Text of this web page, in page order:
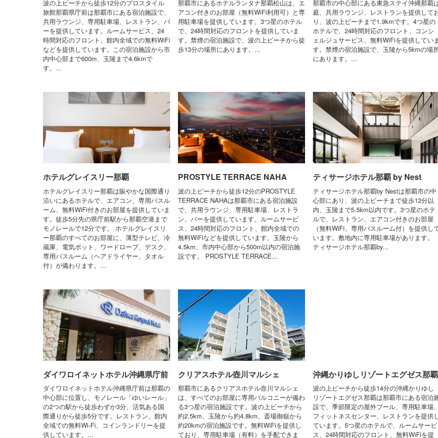
波の上ビーチから徒歩12分のプロスタイル
旅館那覇県庁前は那覇市にある宿泊施設で、
共用ラウンジ、専用駐車場、レストラン、バ
ーを提供しています。ルームサービス、24
時間対応のフロント、館内全域での無料WiFi
などを提供しています。この宿泊施設から市
内中心部まで600m、玉陵まで4.6kmで
す。...
那覇市にあるホテルランタナ那覇松山は、エ
アコン付きのお部屋（無料WiFi利用可）と専
用駐車場を提供しています。3つ星のホテル
で、24時間対応のフロントを提供していま
す。禁煙の宿泊施設で、波の上ビーチから徒
歩13分の場所にあります。...
那覇市の中心部にある東急ステイ沖縄那覇
庭、共用ラウンジ、レストランを提供して
り、波の上ビーチまで1.9kmです。4つ星の
ホテルで、24時間対応のフロント、コンシ
ェルジュサービス、無料WiFiを提供していま
す。禁煙の宿泊施設で、玉陵から5kmの場
にあります。...
ホテルグレイスリー那覇
ホテルグレイスリー那覇は賑やかな国際通り
沿いにあるホテルで、エアコン、専用バスル
ーム、無料WiFi付きのお部屋を提供していま
す。徒歩5分先の県庁前駅から那覇空港まで
モノレールで12分です。 ホテルグレイスリ
ー那覇のすべてのお部屋に、薄型テレビ、冷
蔵庫、電気ポット、ワードローブ、デスク、
専用バスルーム（ヘアドライヤー、タオル
付）が備わります。...
PROSTYLE TERRACE NAHA
波の上ビーチから徒歩12分のPROSTYLE
TERRACE NAHAは那覇市にある宿泊施設
で、共用ラウンジ、専用駐車場、レストラ
ン、バーを提供しています。ルームサービ
ス、24時間対応のフロント、館内全域での
無料WiFiなどを提供しています。玉陵から
4.5km、市内中心部から500m以内の宿泊施
設です。 PROSTYLE TERRACE...
ティサージホテル那覇 by Nest
ティサージホテル那覇by Nestは那覇市の中
心部にあり、波の上ビーチまで徒歩12分以
内、玉陵まで5.5km以内です。3つ星のホテ
ルで、レストラン、エアコン付きのお部屋
（無料WiFi、専用バスルーム付）を提供し
います。敷地内に専用駐車場があります。
ティサージホテル那覇by...
ダイワロイネットホテル沖縄県庁前
ダイワロイネットホテル沖縄県庁前は那覇の
中心部に位置し、モノレール「ゆいレール」
の2つの駅から徒歩わずか3分、活気ある国
際通りから徒歩5分です。レストラン、館内
全域での無料Wi-Fi、コインランドリーを提
供しています。...
クリアスホテル壺川マルシェ
那覇市にあるクリアスホテル壺川マルシェ
は、すべてのお部屋に専用バルコニーが備わ
る3つ星の宿泊施設です。波の上ビーチから
約2.5km、玉陵から約4.8km、斎場御嶽から
約20kmの宿泊施設です。無料WiFiを提供し
ており、専用駐車場（有料）を手配できま
沖縄かりゆしリゾートエグゼス那覇
波の上ビーチから徒歩14分の沖縄かりゆし
リゾートエグゼス那覇は那覇市にある宿泊
設で、季節限定の屋外プール、専用駐車場、
フィットネスセンター、レストランを提供
ています。5つ星のホテルで、ルームサービ
ス、24時間対応のフロント、無料WiFiを提